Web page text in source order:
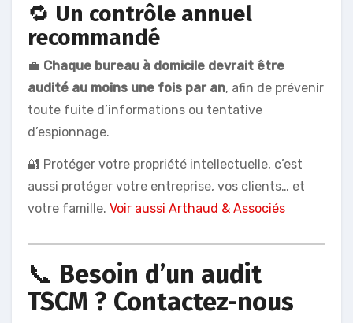
🔁 Un contrôle annuel
recommandé
💼 Chaque bureau à domicile devrait être
audité au moins une fois par an, afin de prévenir
toute fuite d’informations ou tentative
d’espionnage.
🔐 Protéger votre propriété intellectuelle, c’est
aussi protéger votre entreprise, vos clients… et
votre famille. Voir aussi Arthaud & Associés
📞 Besoin d’un audit
TSCM ? Contactez-nous